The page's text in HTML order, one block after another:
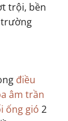
trội, bền
điều
âm trần
ống gió 2